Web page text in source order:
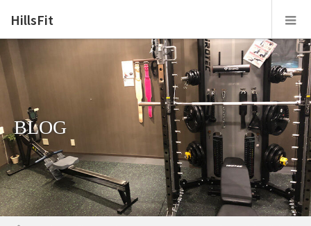
HillsFit
BLOG